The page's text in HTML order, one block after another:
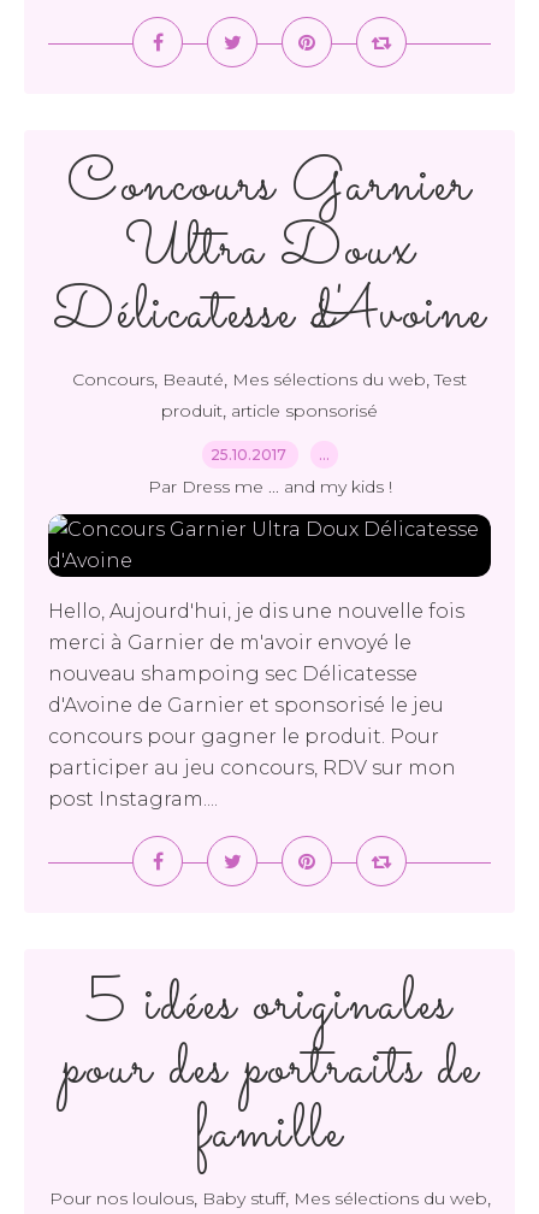
Concours Garnier
Ultra Doux
Délicatesse d'Avoine
Concours, Beauté, Mes sélections du web,Test
produit, article sponsorisé
25.10.2017 …
Par Dress me ... and my kids !
Hello, Aujourd'hui, je dis une nouvelle fois
merci à Garnier de m'avoir envoyé le
nouveau shampoing sec Délicatesse
d'Avoine de Garnier et sponsorisé le jeu
concours pour gagner le produit. Pour
participer au jeu concours, RDV sur mon
post Instagram....
5 idées originales
pour des portraits de
famille
Pour nos loulous, Baby stuff, Mes sélections du web,